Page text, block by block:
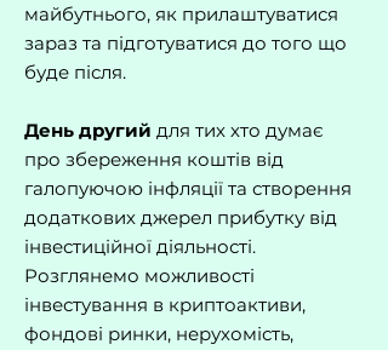
майбутнього, як прилаштуватися
зараз та підготуватися до того що
буде після.
День другий для тих хто думає
про збереження коштів від
галопуючою інфляції та створення
додаткових джерел прибутку від
інвестиційної діяльності.
Розглянемо можливості
інвестування в криптоактиви,
фондові ринки, нерухомість,